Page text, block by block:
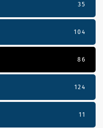
35
104
86
124
11